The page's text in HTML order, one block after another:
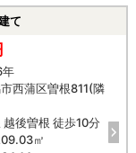
て
年
西蒲区曽根811(隣
越後曽根 徒歩10分
㎡